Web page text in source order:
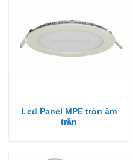
Led Panel MPE tròn âm
trần